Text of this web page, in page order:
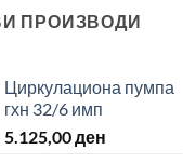
ПРОИЗВОДИ
Циркулациона пумпа
гхн 32/6 имп
5.125,00ден